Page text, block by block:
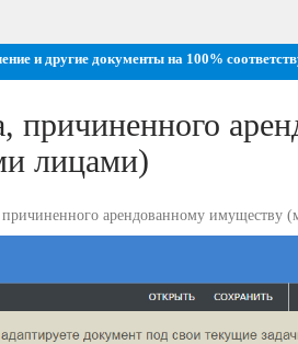
и другие документы на 100%
лицами)
арендованному имуществу